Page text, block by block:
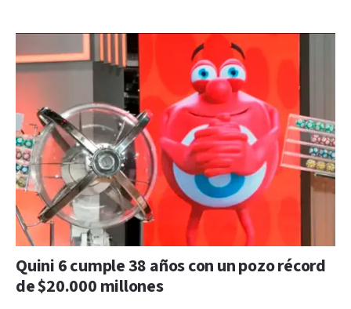
Quini 6 cumple 38 años con un pozo récord
de $20.000 millones